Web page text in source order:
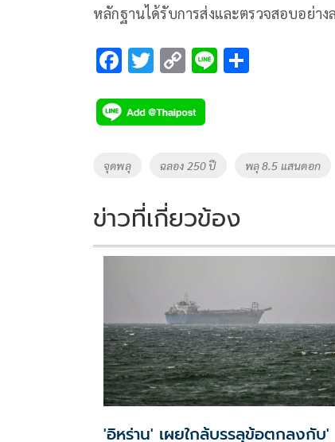
หลักฐานได้รับการส่งและตรวจสอบอย่า
F
e
b
o
k
T
tt
er
C
p
y
Li
k
Li
Tags
จุดพลุ ฉลอง 250 ปี พลุ 8.5 แสนดอก
ข่าวที่เกี่ยวข้อง
'อิหร่าน' เผยใกล้บรรลุข้อตกลงกับ'